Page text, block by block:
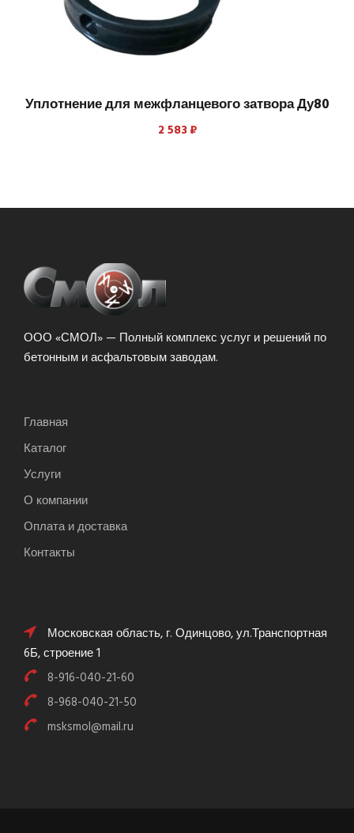
Уплотнение для межфланцевого затвора Ду80
2 583₽
ООО «СМОЛ» — Полный комплекс услуг и решений по
бетонным и асфальтовым заводам.
Главная
Каталог
Услуги
О компании
Оплата и доставка
Контакты
Московская область, г. Одинцово, ул.Транспортная
6Б, строение 1
8-916-040-21-60
8-968-040-21-50
msksmol@mail.ru